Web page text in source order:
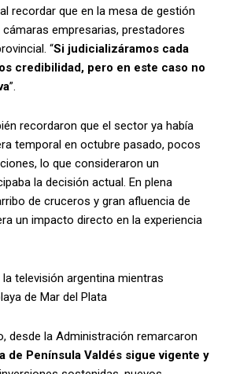
recordar que en la mesa de gestión
empresarias, prestadores
“Si judicializáramos cada
credibilidad, pero en este caso no
”.
recordaron que el sector ya había
temporal en octubre pasado, pocos
lo que consideraron un
la decisión actual. En plena
de cruceros y gran afluencia de
un impacto directo en la experiencia
televisión argentina mientras
de Mar del Plata
desde la Administración remarcaron
de Península Valdés sigue vigente y